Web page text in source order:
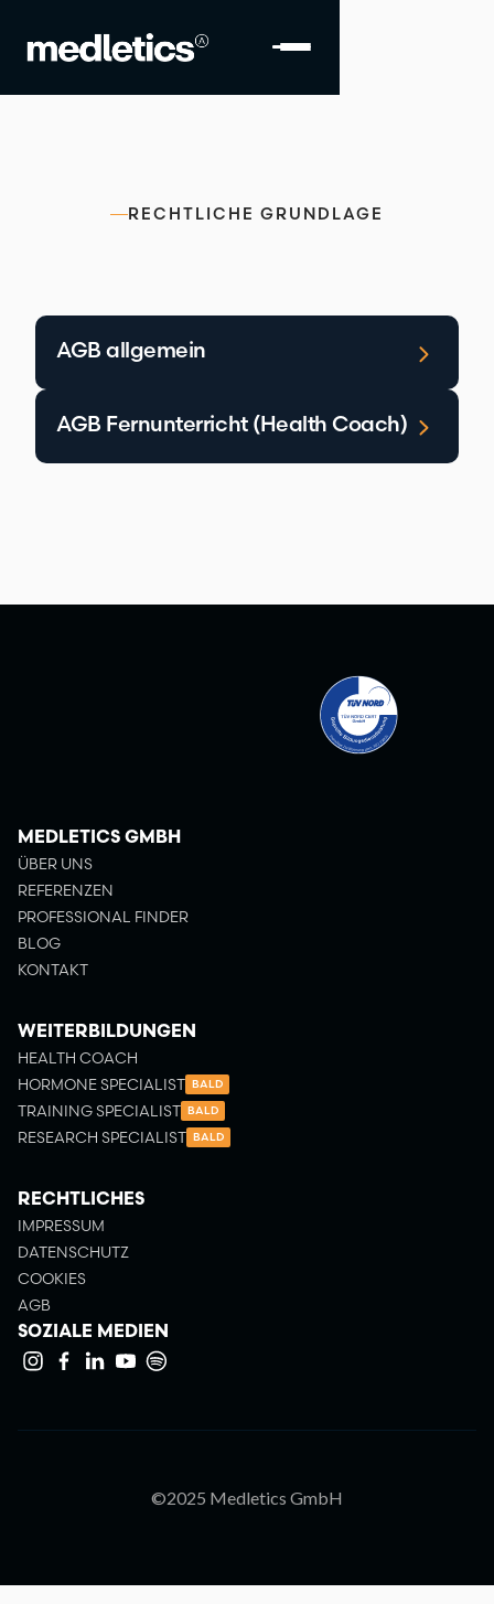
RECHTLICHE GRUNDLAGE
AGB allgemein
AGB Fernunterricht (Health Coach)
MEDLETICS GMBH
ÜBER UNS
REFERENZEN
PROFESSIONAL FINDER
BLOG
KONTAKT
WEITERBILDUNGEN
HEALTH COACH
HORMONE SPECIALIST BALD
TRAINING SPECIALIST BALD
RESEARCH SPECIALIST BALD
RECHTLICHES
IMPRESSUM
DATENSCHUTZ
COOKIES
AGB
SOZIALE MEDIEN
©2025 Medletics GmbH